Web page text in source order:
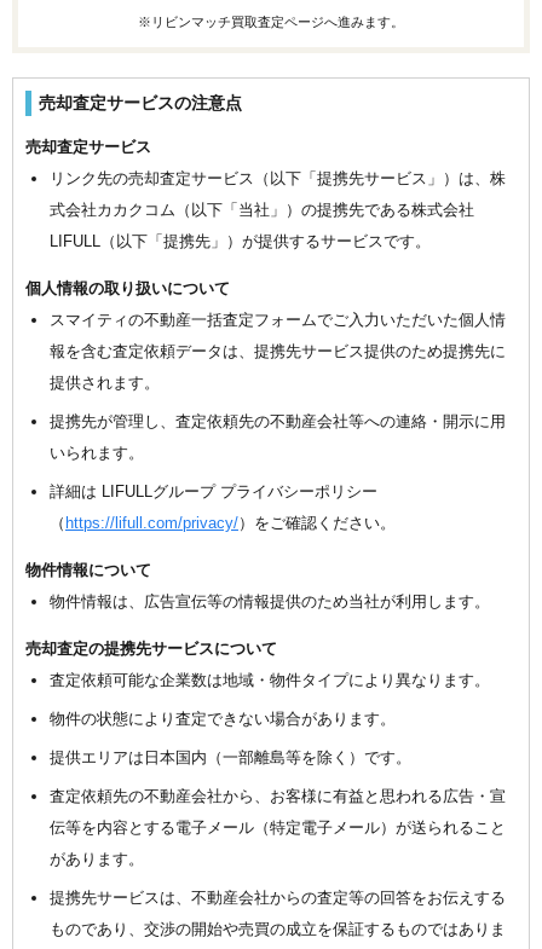
※リビンマッチ買取査定ページへ進みます。
売却査定サービスの注意点
売却査定サービス
リンク先の売却査定サービス（以下「提携先サービス」）は、株
式会社カカクコム（以下「当社」）の提携先である株式会社
LIFULL（以下「提携先」）が提供するサービスです。
個人情報の取り扱いについて
スマイティの不動産一括査定フォームでご入力いただいた個人情
報を含む査定依頼データは、提携先サービス提供のため提携先に
提供されます。
提携先が管理し、査定依頼先の不動産会社等への連絡・開示に用
いられます。
詳細は LIFULLグループ プライバシーポリシー
（ https://lifull.com/privacy/）をご確認ください。
物件情報について
物件情報は、広告宣伝等の情報提供のため当社が利用します。
売却査定の提携先サービスについて
査定依頼可能な企業数は地域・物件タイプにより異なります。
物件の状態により査定できない場合があります。
提供エリアは日本国内（一部離島等を除く）です。
査定依頼先の不動産会社から、お客様に有益と思われる広告・宣
伝等を内容とする電子メール（特定電子メール）が送られること
があります。
提携先サービスは、不動産会社からの査定等の回答をお伝えする
ものであり、交渉の開始や売買の成立を保証するものではありま